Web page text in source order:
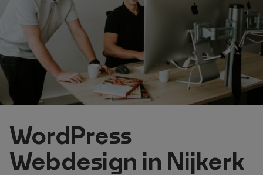
WordPress
Webdesign in Nijkerk